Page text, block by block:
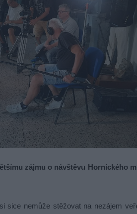
zájmu o návštěvu Hornického
sice nemůže stěžovat na nezájem